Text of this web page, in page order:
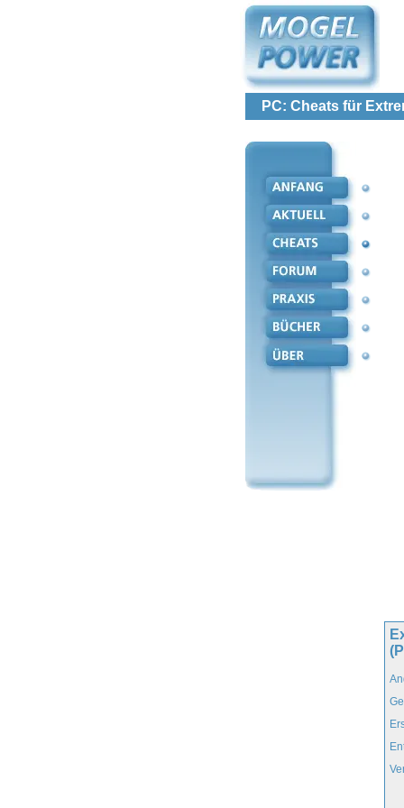
PC: Cheats für